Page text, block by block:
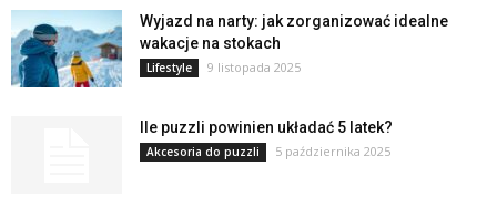
Wyjazd na narty: jak zorganizować idealne
wakacje na stokach
Lifestyle 9 listopada 2025
Ile puzzli powinien układać 5 latek?
Akcesoria do puzzli 5 października 2025